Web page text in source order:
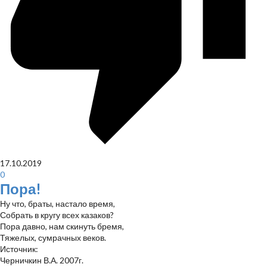
17.10.2019
0
Пора!
Ну что, браты, настало время,
Собрать в кругу всех казаков?
Пора давно, нам скинуть бремя,
Тяжелых, сумрачных веков.
Источник:
Черничкин В.А. 2007г.